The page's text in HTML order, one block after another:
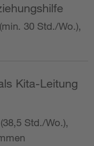
30 Std./Wo.),
Kita-Leitung
Std./Wo.),